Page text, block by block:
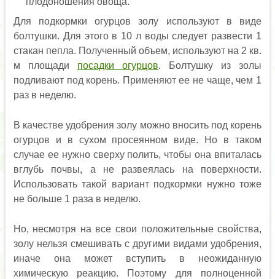
Для подкормки огурцов золу используют в виде
болтушки. Для этого в 10 л воды следует развести 1
стакан пепла. Полученный объем, используют на 2 кв.
м площади посадки огурцов. Болтушку из золы
подливают под корень. Применяют ее не чаще, чем 1
раз в неделю.
В качестве удобрения золу можно вносить под корень
огурцов и в сухом просеянном виде. Но в таком
случае ее нужно сверху полить, чтобы она впиталась
вглубь почвы, а не развеялась на поверхности.
Использовать такой вариант подкормки нужно тоже
не больше 1 раза в неделю.
Но, несмотря на все свои положительные свойства,
золу нельзя смешивать с другими видами удобрения,
иначе она может вступить в неожиданную
химическую реакцию. Поэтому для полноценной